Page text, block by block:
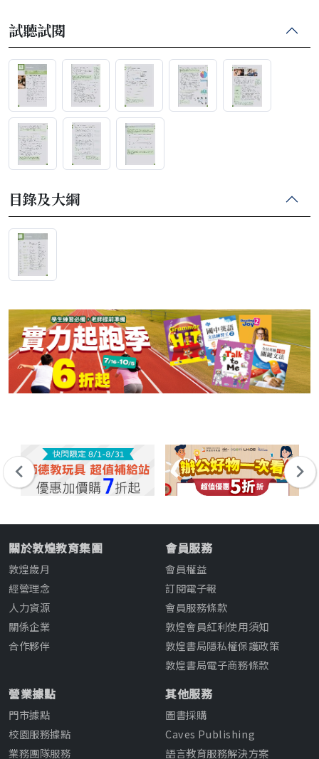
試聽試閱
目錄及大綱
關於敦煌教育集團
敦煌歲月
經營理念
人力資源
關係企業
合作夥伴
會員服務
會員權益
訂閱電子報
會員服務條款
敦煌會員紅利使用須知
敦煌書局隱私權保護政策
敦煌書局電子商務條款
營業據點
門市據點
校園服務據點
業務團隊服務
其他服務
圖書採購
Caves Publishing
語言教育服務解決方案